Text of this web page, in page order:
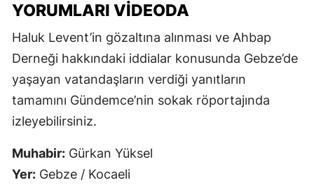
YORUMLARI VIDEODA
Haluk Levent’in gözaltına alınması ve Ahbap
Derneği hakkındaki iddialar konusunda Gebze’de
yaşayan vatandaşların verdiği yanıtların
tamamını Gündemce’nin sokak röportajında
izleyebilirsiniz.
Muhabir: Gürkan Yüksel
Yer: Gebze / Kocaeli